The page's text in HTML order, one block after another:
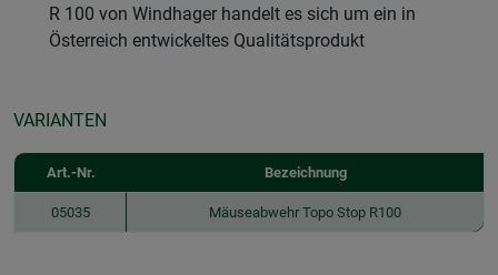
R 100 von Windhager handelt es sich um ein in
Österreich entwickeltes Qualitätsprodukt
VARIANTEN
Art.-Nr. Bezeichnung
05035 Mäuseabwehr Topo Stop R100